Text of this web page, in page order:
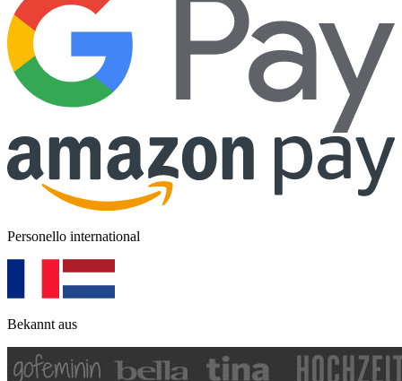
Personello international
Bekannt aus